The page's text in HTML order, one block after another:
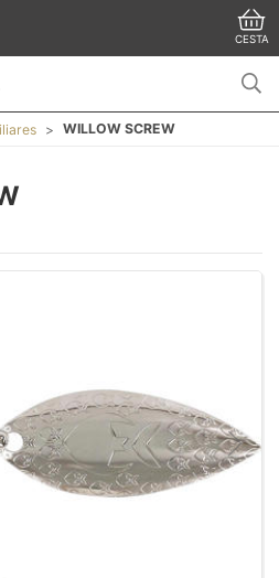
CESTA
WILLOW SCREW